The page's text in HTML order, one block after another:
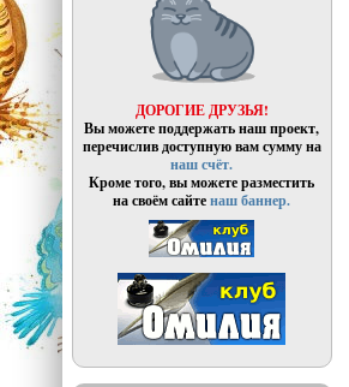
ДОРОГИЕ ДРУЗЬЯ!
Вы можете поддержать наш проект,
перечислив доступную вам сумму на
наш счёт.
Кроме того, вы можете разместить
на своём сайтенаш баннер.